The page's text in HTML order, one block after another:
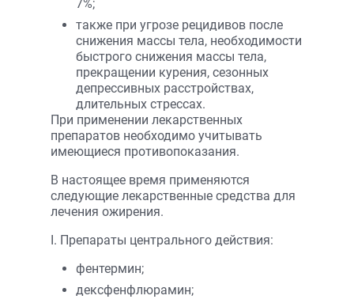
7%;
также при угрозе рецидивов после
снижения массы тела, необходимости
быстрого снижения массы тела,
прекращении курения, сезонных
депрессивных расстройствах,
длительных стрессах.
При применении лекарственных
препаратов необходимо учитывать
имеющиеся противопоказания.
В настоящее время применяются
следующие лекарственные средства для
лечения ожирения.
I. Препараты центрального действия:
фентермин;
дексфенфлюрамин;